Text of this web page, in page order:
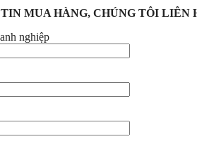
MUA HÀNG, CHÚNG TÔI LIÊN
nghiệp